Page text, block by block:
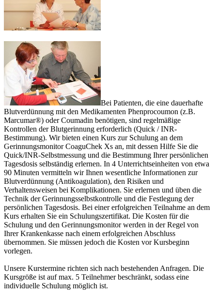
Bei Patienten, die eine dauerhafte
Blutverdünnung mit den Medikamenten Phenprocoumon (z.B.
Marcumar®) oder Coumadin benötigen, sind regelmäßige
Kontrollen der Blutgerinnung erforderlich (Quick / INR-
Bestimmung). Wir bieten einen Kurs zur Schulung an dem
Gerinnungsmonitor CoaguChek Xs an, mit dessen Hilfe Sie die
Quick/INR-Selbstmessung und die Bestimmung Ihrer persönlichen
Tagesdosis selbständig erlernen. In 4 Unterrichtseinheiten von etwa
90 Minuten vermitteln wir Ihnen wesentliche Informationen zur
Blutverdünnung (Antikoagulation), den Risiken und
Verhaltensweisen bei Komplikationen. Sie erlernen und üben die
Technik der Gerinnungsselbstkontrolle und die Festlegung der
persönlichen Tagesdosis. Bei einer erfolgreichen Teilnahme an dem
Kurs erhalten Sie ein Schulungszertifikat. Die Kosten für die
Schulung und den Gerinnungsmonitor werden in der Regel von
Ihrer Krankenkasse nach einem erfolgreichen Abschluss
übernommen. Sie müssen jedoch die Kosten vor Kursbeginn
vorlegen.
Unsere Kurstermine richten sich nach bestehenden Anfragen. Die
Kursgröße ist auf max. 5 Teilnehmer beschränkt, sodass eine
individuelle Schulung möglich ist.